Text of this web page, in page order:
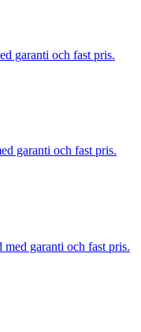
garanti och fast pris.
garanti och fast pris.
med garanti och fast pris.